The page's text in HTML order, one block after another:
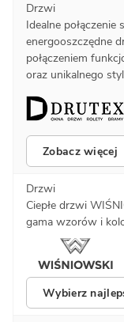
Drzwi
Idealne
energooszczędne
połączeniem
oraz unikalnego
Zobacz więcej
Drzwi
Ciepłe drzwi
gama wzorów i
Wybierz